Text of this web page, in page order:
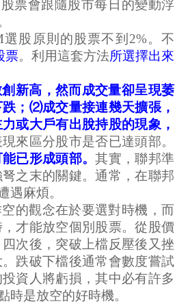
票會跟隨股市每日的變動浮
選股原則的股票不到 2%。不
票。利用這套方法所選擇出來
新高，然而成交量卻呈現萎
；⑵成交量接連幾天擴張，
或大戶有出脫持股的現象，
來區分股市是否已達頭部。
已形成頭部。其實，聯邦準
之末的關鍵。通常，在聯邦
遇麻煩。
的觀念在於要選對時機，而
才能放空個別股票。從股價
次後，突破上檔反壓後又挫
跌破下檔後通常會數度嘗試
資人將虧損，其中必有許多
時是放空的好時機。